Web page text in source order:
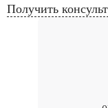
Получить